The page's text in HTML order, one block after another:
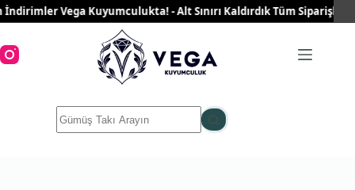
Skip
to
Vega Kuyumculukta! - Alt Sınırı Kaldırdık Tüm
results